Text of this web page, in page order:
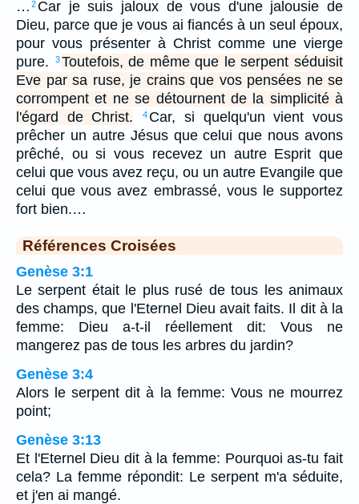
… 2 Car je suis jaloux de vous d'une jalousie de
Dieu, parce que je vous ai fiancés à un seul époux,
pour vous présenter à Christ comme une vierge
pure.
3 Toutefois, de même que le serpent séduisit
Eve par sa ruse, je crains que vos pensées ne se
corrompent et ne se détournent de la simplicité à
l'égard de Christ.
4 Car, si quelqu'un vient vous
prêcher un autre Jésus que celui que nous avons
prêché, ou si vous recevez un autre Esprit que
celui que vous avez reçu, ou un autre Evangile que
celui que vous avez embrassé, vous le supportez
fort bien.…
Références Croisées
Genèse 3:1
Le serpent était le plus rusé de tous les animaux
des champs, que l'Eternel Dieu avait faits. Il dit à la
femme: Dieu a-t-il réellement dit: Vous ne
mangerez pas de tous les arbres du jardin?
Genèse 3:4
Alors le serpent dit à la femme: Vous ne mourrez
point;
Genèse 3:13
Et l'Eternel Dieu dit à la femme: Pourquoi as-tu fait
cela? La femme répondit: Le serpent m'a séduite,
et j'en ai mangé.